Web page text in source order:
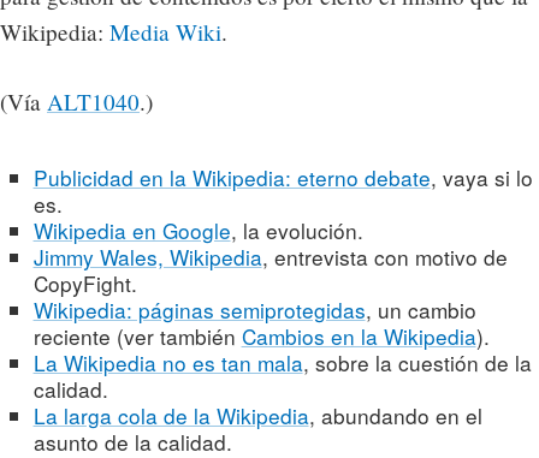
Wikipedia: Media Wiki.
(Vía ALT1040.)
Publicidad en la Wikipedia: eterno debate, vaya si lo
es.
Wikipedia en Google, la evolución.
Jimmy Wales, Wikipedia, entrevista con motivo de
CopyFight.
Wikipedia: páginas semiprotegidas, un cambio
reciente (ver también Cambios en la Wikipedia).
La Wikipedia no es tan mala, sobre la cuestión de la
calidad.
La larga cola de la Wikipedia, abundando en el
asunto de la calidad.